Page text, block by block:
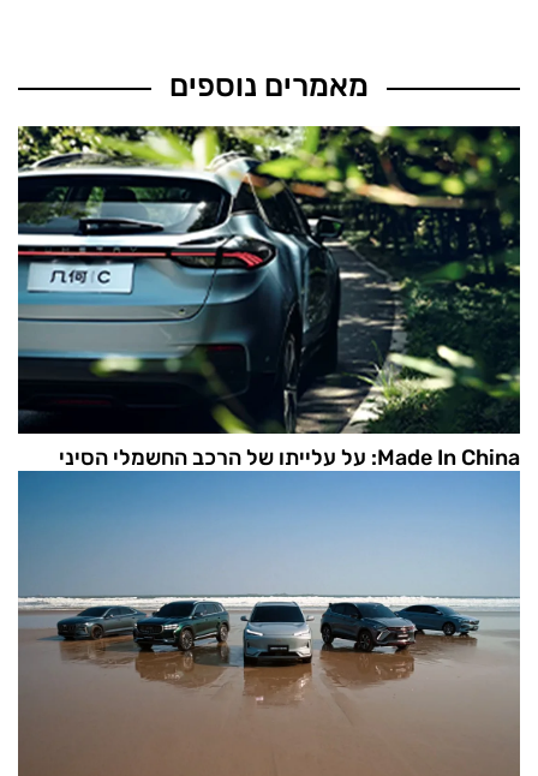
מאמרים נוספים
Made In China: על עלייתו של הרכב החשמלי הסיני